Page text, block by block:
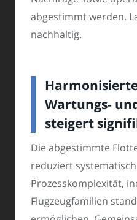
abgestimmt werden.
nachhaltig.
Wartungs-
steigert
Die abgestimmte
reduziert
Prozesskomplexität,
Flugzeugfamilien